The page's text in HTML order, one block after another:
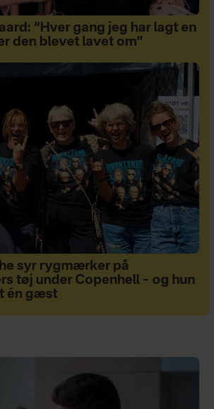
“Hver gang jeg har lagt en
den blevet lavet om”
syr rygmærker på
tøj under Copenhell – og hun
én gæst